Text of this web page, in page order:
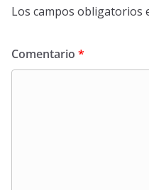
Los campos obligatorios
Comentario *